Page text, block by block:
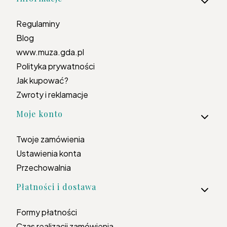
Regulaminy
Blog
www.muza.gda.pl
Polityka prywatności
Jak kupować?
Zwroty i reklamacje
Moje konto
Twoje zamówienia
Ustawienia konta
Przechowalnia
Płatności i dostawa
Formy płatności